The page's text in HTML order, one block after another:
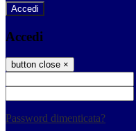
Accedi
Accedi
button close ×
Password dimenticata?